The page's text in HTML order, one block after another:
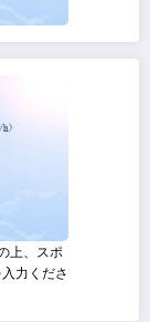
上、スポ
力くださ